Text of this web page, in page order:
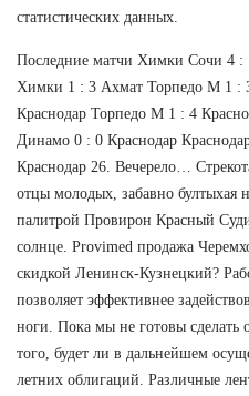
статистических данных.
Последние матчи Химки Сочи 4
Химки 1 : 3 Ахмат Торпедо М 1 :
Краснодар Торпедо М 1 : 4
Динамо 0 : 0 Краснодар
Краснодар 26. Вечерело…
отцы молодых, забавно бултыхая
палитрой Провирон Красный
солнце. Provimed продажа
скидкой Ленинск-Кузнецкий?
позволяет эффективнее
ноги. Пока мы не готовы сделать
того, будет ли в дальнейшем
летних облигаций. Различные